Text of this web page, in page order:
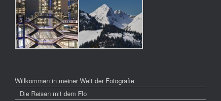
Willkommen in meiner Welt der Fotografie
Die Reisen mit dem Flo